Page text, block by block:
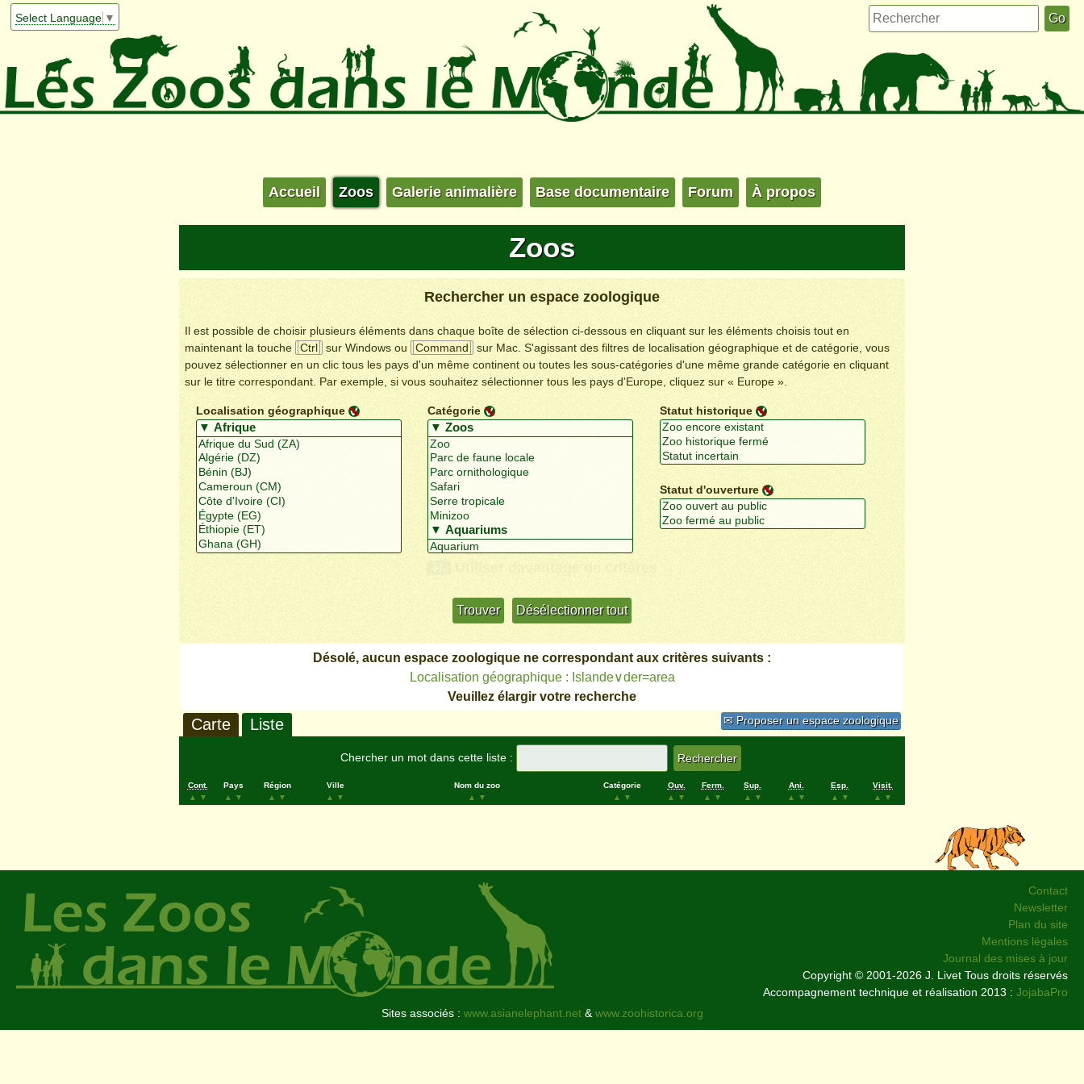
Select Language ▼
Accueil Zoos Galerie animalière Base documentaire Forum À propos
Zoos
Rechercher un espace zoologique
Il est possible de choisir plusieurs éléments dans chaque boîte de sélection ci-dessous en cliquant sur les éléments choisis tout en
maintenant la touche
Ctrl sur Windows ou Command
sur Mac. S'agissant des filtres de localisation géographique et de catégorie, vous
pouvez sélectionner en un clic tous les pays d'un même continent ou toutes les sous-catégories d'une même grande catégorie en cliquant
sur le titre correspondant. Par exemple, si vous souhaitez sélectionner tous les pays d'Europe, cliquez sur « Europe ».
Localisation géographique Catégorie Statut historique
Statut d'ouverture
Désolé, aucun espace zoologique ne correspondant aux critères suivants :
Localisation géographique : Islande∨der=area
Veuillez élargir votre recherche
✉ Proposer un espace zoologique
Carte Liste
Chercher un mot dans cette liste :
Cont.
▲
▼
Pays
▲
▼
Région
▲
▼
Ville
▲
▼
Nom du zoo
▲
▼
Catégorie
▲
▼
Ouv.
▲
▼
Ferm.
▲
▼
Sup.
▲
▼
Ani.
▲
▼
Esp.
▲
▼
Visit.
▲
▼
Contact
Newsletter
Plan du site
Mentions légales
Journal des mises à jour
Copyright © 2001-2026 J. Livet Tous droits réservés
Accompagnement technique et réalisation 2013 : JojabaPro
Sites associés : www.asianelephant.net&www.zoohistorica.org